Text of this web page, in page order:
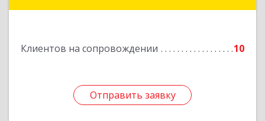
Клиентов на сопровождении 10
Отправить заявку
Отправить заявку